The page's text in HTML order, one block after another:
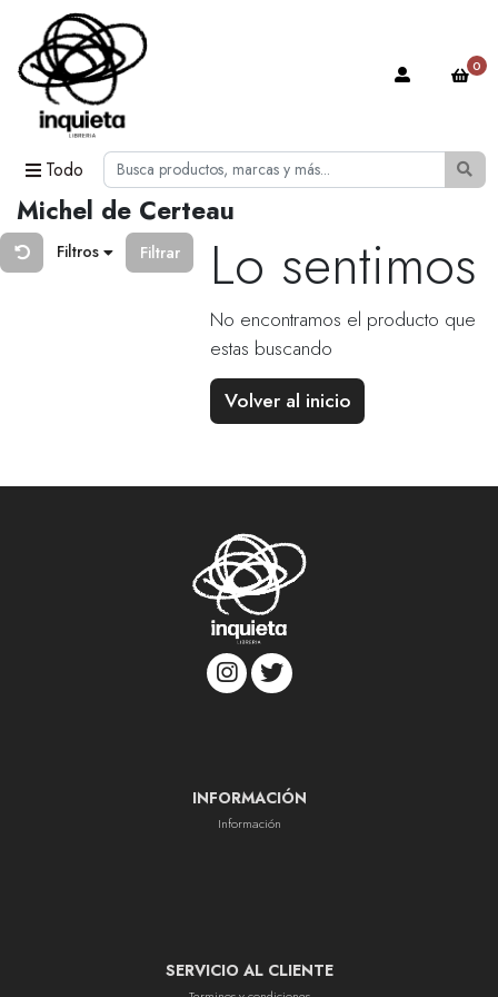
Todo
0
Michel de Certeau
Filtros Filtrar Lo sentimos
No encontramos el producto que
estas buscando
Volver al inicio
INFORMACIÓN
Información
SERVICIO AL CLIENTE